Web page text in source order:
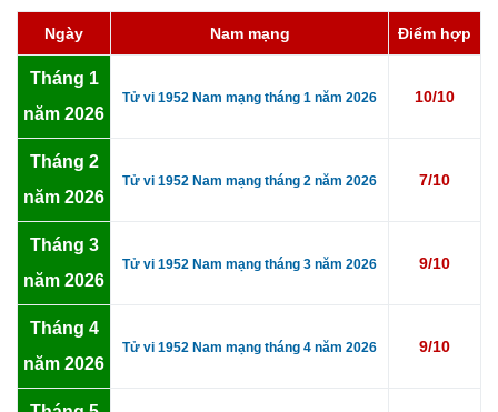
Ngày Nam mạng Điểm hợp
Tháng 1
năm 2026
Tử vi 1952 Nam mạng tháng 1 năm 2026 10/10
Tháng 2
năm 2026
Tử vi 1952 Nam mạng tháng 2 năm 2026 7/10
Tháng 3
năm 2026
Tử vi 1952 Nam mạng tháng 3 năm 2026 9/10
Tháng 4
năm 2026
Tử vi 1952 Nam mạng tháng 4 năm 2026 9/10